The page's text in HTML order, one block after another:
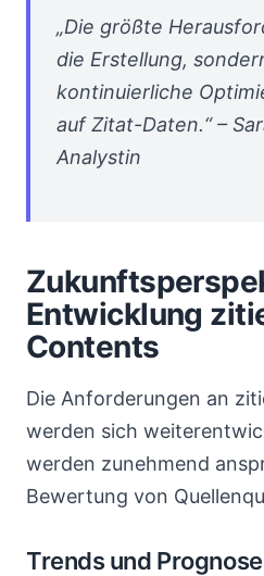
„Die größte
die Erstellung,
kontinuierliche
auf Zitat-Daten.“ –
Analystin
Entwicklung
Contents
Die Anforderungen an
werden sich
werden zunehmend
Bewertung von
Trends und